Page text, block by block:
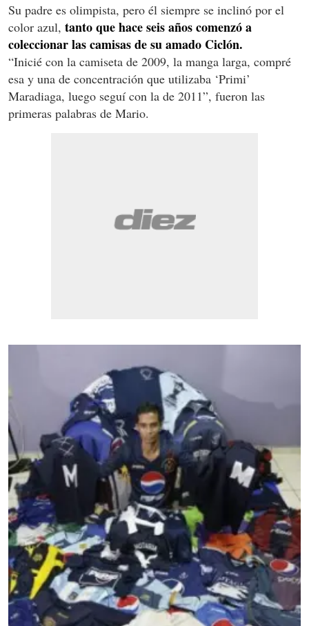
Su padre es olimpista, pero él siempre se inclinó por el
color azul, tanto que hace seis años comenzó a
coleccionar las camisas de su amado Ciclón.
“Inicié con la camiseta de 2009, la manga larga, compré
esa y una de concentración que utilizaba ‘Primi’
Maradiaga, luego seguí con la de 2011”, fueron las
primeras palabras de Mario.